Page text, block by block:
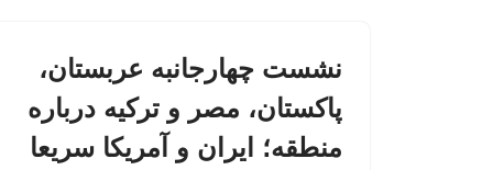
نشست چهارجانبه عربستان،
پاکستان، مصر و ترکیه درباره
منطقه؛ ایران و آمریکا سریعا